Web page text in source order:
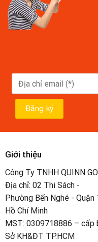
Giới thiệu
Công Ty TNHH QUINN
Địa chỉ: 02 Thi Sách -
Phường Bến Nghé - Quận
Hồ Chí Minh
MST: 0309718886 – cấp
Sở KH&ĐT TP.HCM